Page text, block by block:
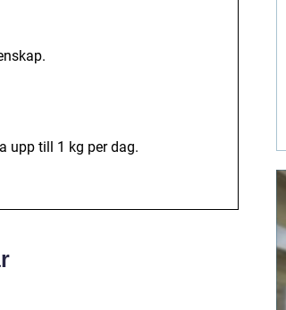
upp till 1 kg per dag.